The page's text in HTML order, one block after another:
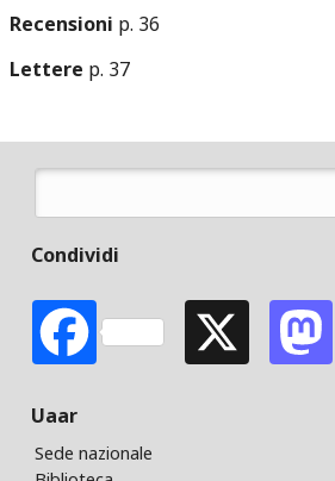
Recensioni p. 36
Lettere p. 37
Cerca
Condividi
FacebookX
Uaar
Sede nazionale